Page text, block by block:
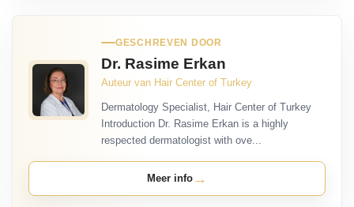
GESCHREVEN DOOR
Dr. Rasime Erkan
Auteur van Hair Center of Turkey
Dermatology Specialist, Hair Center of Turkey
Introduction Dr. Rasime Erkan is a highly
respected dermatologist with ove...
Meer info →